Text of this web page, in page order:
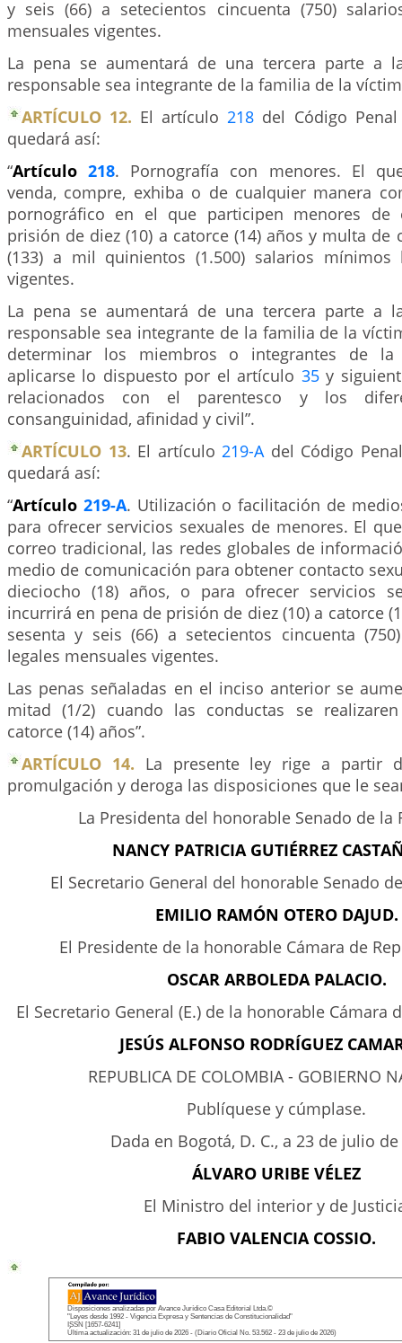
y seis (66) a setecientos cincuenta (750)
mensuales vigentes.
La pena se aumentará de una tercera parte a
responsable sea integrante de la familia de la
ARTÍCULO 12. El artículo218 del Código
quedará así:
“Artículo218. Pornografía con menores. El
venda, compre, exhiba o de cualquier manera
pornográfico en el que participen menores de
prisión de diez (10) a catorce (14) años y multa de
(133) a mil quinientos (1.500) salarios mínimos
vigentes.
La pena se aumentará de una tercera parte a
responsable sea integrante de la familia de la
determinar los miembros o integrantes de
aplicarse lo dispuesto por el artículo 35y
relacionados con el parentesco y los
consanguinidad, afinidad y civil”.
ARTÍCULO 13. El artículo219-Adel Código
quedará así:
“Artículo 219-A. Utilización o facilitación de
para ofrecer servicios sexuales de menores. El
correo tradicional, las redes globales de
medio de comunicación para obtener contacto
dieciocho (18) años, o para ofrecer servicios
incurrirá en pena de prisión de diez (10) a catorce
sesenta y seis (66) a setecientos cincuenta
legales mensuales vigentes.
Las penas señaladas en el inciso anterior se
mitad (1/2) cuando las conductas se
catorce (14) años”.
ARTÍCULO 14. La presente ley rige a partir
promulgación y deroga las disposiciones que le
La Presidenta del honorable Senado de la
NANCY PATRICIA GUTIÉRREZ
El Secretario General del honorable Senado
EMILIO RAMÓN OTERO DAJUD.
El Presidente de la honorable Cámara de
OSCAR ARBOLEDA PALACIO.
El Secretario General (E.) de la honorable Cámara
JESÚS ALFONSO RODRÍGUEZ
REPUBLICA DE COLOMBIA - GOBIERNO
Publíquese y cúmplase.
Dada en Bogotá, D. C., a 23 de julio de
ÁLVARO URIBE VÉLEZ
El Ministro del interior y de
FABIO VALENCIA COSSIO.
Disposiciones analizadas por Avance Jurídico Casa Editorial Ltda.©
"Leyes desde 1992 - Vigencia Expresa y Sentencias de Constitucionalidad"
ISSN [1657-6241]
Última actualización: 31 de julio de 2026 - (Diario Oficial No. 53.562 - 23 de julio de 2026)